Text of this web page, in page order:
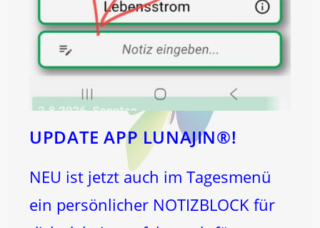
UPDATE APP LUNAJIN®!
NEU ist jetzt auch im Tagesmenü
ein persönlicher NOTIZBLOCK für